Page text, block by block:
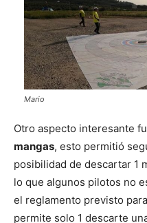
Mario
Otro aspecto interesante
mangas, esto permitió
posibilidad de descartar 1
lo que algunos pilotos no
el reglamento previsto
permite solo 1 descarte